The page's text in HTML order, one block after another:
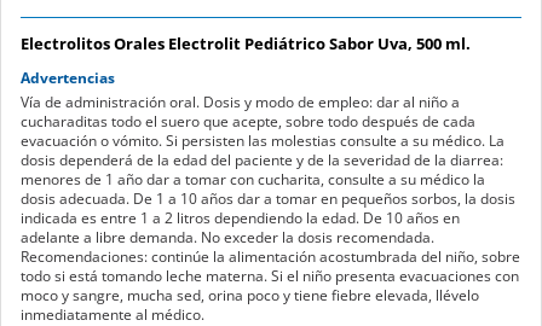
Electrolitos Orales Electrolit Pediátrico Sabor Uva, 500 ml.
Advertencias
Vía de administración oral. Dosis y modo de empleo: dar al niño a
cucharaditas todo el suero que acepte, sobre todo después de cada
evacuación o vómito. Si persisten las molestias consulte a su médico. La
dosis dependerá de la edad del paciente y de la severidad de la diarrea:
menores de 1 año dar a tomar con cucharita, consulte a su médico la
dosis adecuada. De 1 a 10 años dar a tomar en pequeños sorbos, la dosis
indicada es entre 1 a 2 litros dependiendo la edad. De 10 años en
adelante a libre demanda. No exceder la dosis recomendada.
Recomendaciones: continúe la alimentación acostumbrada del niño, sobre
todo si está tomando leche materna. Si el niño presenta evacuaciones con
moco y sangre, mucha sed, orina poco y tiene fiebre elevada, llévelo
inmediatamente al médico.